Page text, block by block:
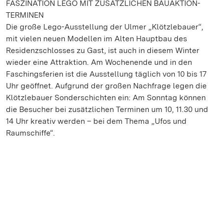
FASZINATION LEGO MIT ZUSÄTZLICHEN BAUAKTION-
TERMINEN
Die große Lego-Ausstellung der Ulmer „Klötzlebauer“,
mit vielen neuen Modellen im Alten Hauptbau des
Residenzschlosses zu Gast, ist auch in diesem Winter
wieder eine Attraktion. Am Wochenende und in den
Faschingsferien ist die Ausstellung täglich von 10 bis 17
Uhr geöffnet. Aufgrund der großen Nachfrage legen die
Klötzlebauer Sonderschichten ein: Am Sonntag können
die Besucher bei zusätzlichen Terminen um 10, 11.30 und
14 Uhr kreativ werden – bei dem Thema „Ufos und
Raumschiffe“.